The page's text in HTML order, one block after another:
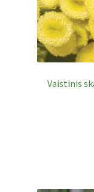
Vaistinis